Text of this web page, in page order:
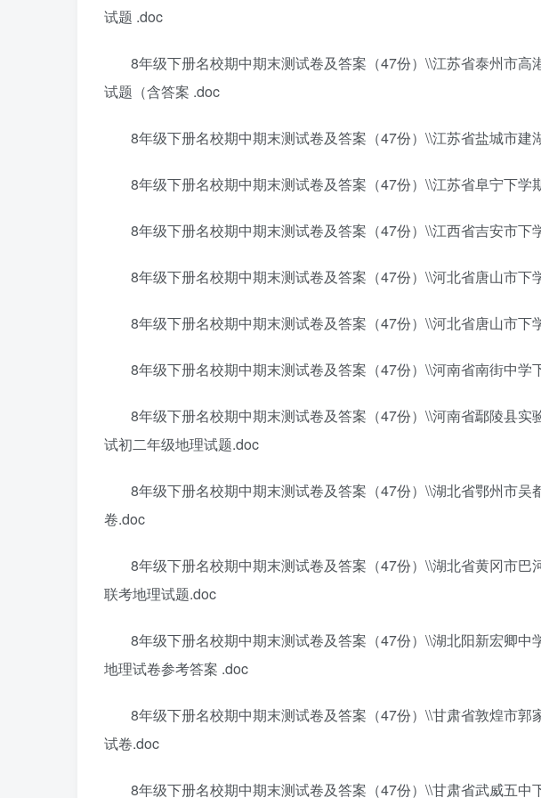
试题 .doc
8年级下册名校期中期末测试卷及答案（47份）\\江苏省泰州市
试题（含答案 .doc
8年级下册名校期中期末测试卷及答案（47份）\\江苏省盐城市
8年级下册名校期中期末测试卷及答案（47份）\\江苏省阜宁下
8年级下册名校期中期末测试卷及答案（47份）\\江西省吉安市
8年级下册名校期中期末测试卷及答案（47份）\\河北省唐山市
8年级下册名校期中期末测试卷及答案（47份）\\河北省唐山市
8年级下册名校期中期末测试卷及答案（47份）\\河南省南街中
8年级下册名校期中期末测试卷及答案（47份）\\河南省鄢陵县
试初二年级地理试题.doc
8年级下册名校期中期末测试卷及答案（47份）\\湖北省鄂州市
卷.doc
8年级下册名校期中期末测试卷及答案（47份）\\湖北省黄冈市
联考地理试题.doc
8年级下册名校期中期末测试卷及答案（47份）\\湖北阳新宏卿
地理试卷参考答案 .doc
8年级下册名校期中期末测试卷及答案（47份）\\甘肃省敦煌市
试卷.doc
8年级下册名校期中期末测试卷及答案（47份）\\甘肃省武威五